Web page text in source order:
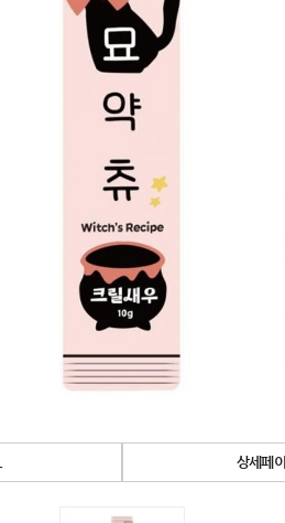
상세페